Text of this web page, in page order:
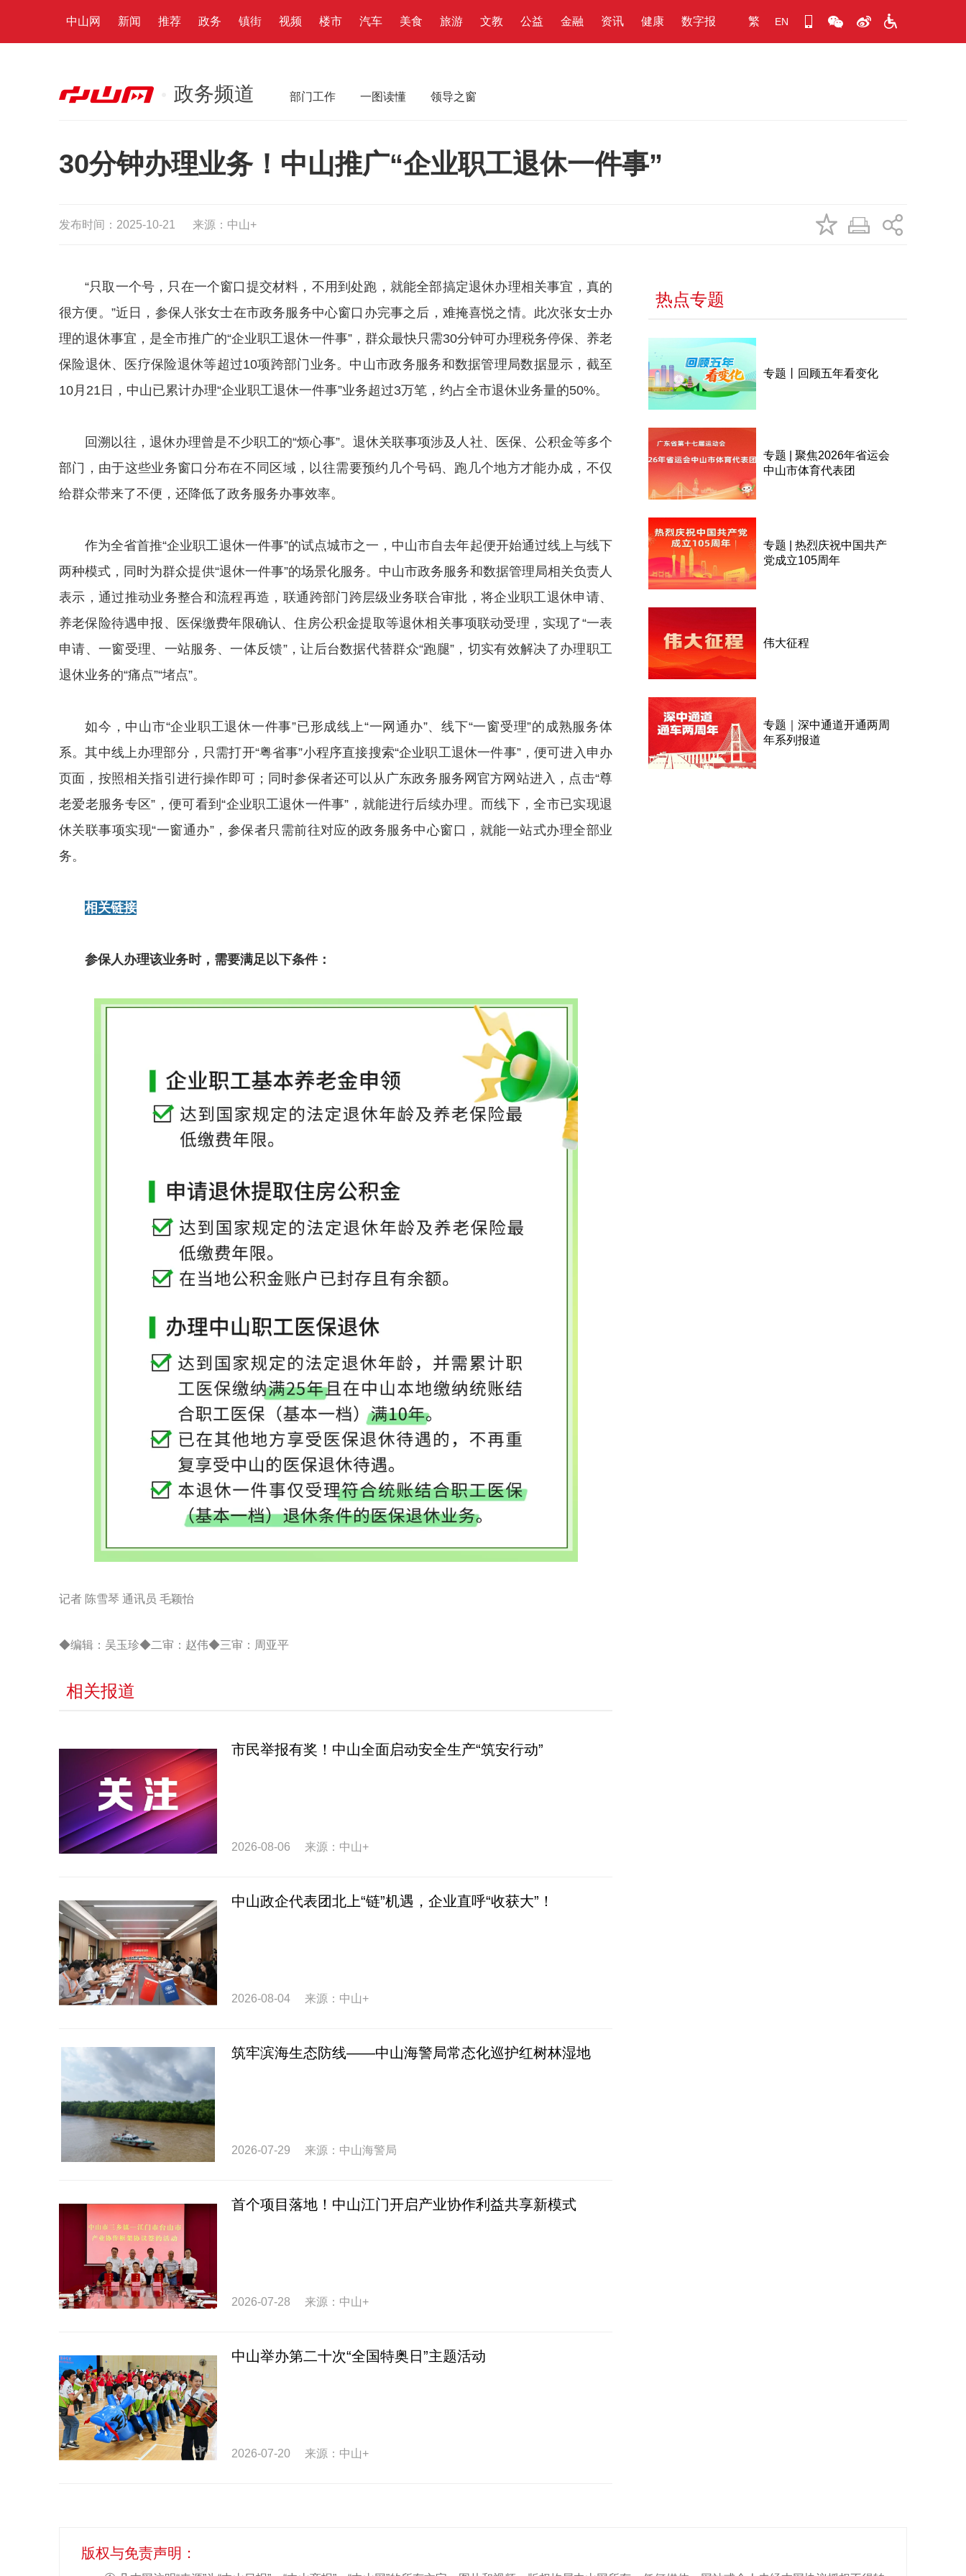
中山网 新闻 推荐 政务 镇街 视频 楼市 汽车 美食 旅游 文教 公益 金融 资讯 健康 数字报 繁 EN
政务频道 部门工作 一图读懂 领导之窗
30分钟办理业务！中山推广“企业职工退休一件事”
发布时间：2025-10-21 来源：中山+
“只取一个号，只在一个窗口提交材料，不用到处跑，就能全部搞定退休办理相关事宜，真的
很方便。”近日，参保人张女士在市政务服务中心窗口办完事之后，难掩喜悦之情。此次张女士办
理的退休事宜，是全市推广的“企业职工退休一件事”，群众最快只需30分钟可办理税务停保、养老
保险退休、医疗保险退休等超过10项跨部门业务。 中山市政务服务和数据管理局数据显示，截至
10月21日，中山已累计办理“企业职工退休一件事”业务超过3万笔，约占全市退休业务量的50%。
回溯以往，退休办理曾是不少职工的“烦心事”。退休关联事项涉及人社、医保、公积金等多个
部门，由于这些业务窗口分布在不同区域，以往需要预约几个号码、跑几个地方才能办成，不仅
给群众带来了不便，还降低了政务服务办事效率。
作为全省首推“企业职工退休一件事”的试点城市之一，中山市自去年起便开始通过线上与线下
两种模式，同时为群众提供“退休一件事”的场景化服务。 中山市政务服务和数据管理局相关负责人
表示，通过推动业务整合和流程再造，联通跨部门跨层级业务联合审批，将企业职工退休申请、
养老保险待遇申报、医保缴费年限确认、住房公积金提取等退休相关事项联动受理， 实现了“一表
申请、一窗受理、一站服务、一体反馈”，让后台数据代替群众“跑腿”，切实有效解决了办理职工
退休业务的“痛点”“堵点”。
如今，中山市“企业职工退休一件事”已形成线上“一网通办”、线下“一窗受理”的成熟服务体
系。其中线上办理部分，只需打开“粤省事”小程序直接搜索“企业职工退休一件事”，便可进入申办
页面，按照相关指引进行操作即可；同时参保者还可以从广东政务服务网官方网站进入，点击“尊
老爱老服务专区”，便可看到“企业职工退休一件事”，就能进行后续办理。而线下，全市已实现退
休关联事项实现“一窗通办”，参保者只需前往对应的政务服务中心窗口，就能一站式办理全部业
务。
相关链接
参保人办理该业务时，需要满足以下条件：
记者 陈雪琴 通讯员 毛颖怡
◆编辑：吴玉珍◆二审：赵伟◆三审：周亚平
相关报道
市民举报有奖！中山全面启动安全生产“筑安行动”
2026-08-06 来源：中山+
中山政企代表团北上“链”机遇，企业直呼“收获大”！
2026-08-04 来源：中山+
筑牢滨海生态防线——中山海警局常态化巡护红树林湿地
2026-07-29 来源：中山海警局
首个项目落地！中山江门开启产业协作利益共享新模式
2026-07-28 来源：中山+
中山举办第二十次“全国特奥日”主题活动
2026-07-20 来源：中山+
热点专题
专题丨回顾五年看变化
专题 | 聚焦2026年省运会
中山市体育代表团
专题 | 热烈庆祝中国共产
党成立105周年
伟大征程
专题｜深中通道开通两周
年系列报道
版权与免责声明：